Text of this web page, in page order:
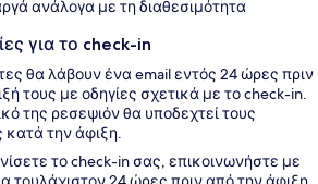
ανάλογα με τη διαθεσιμότητα
για το check-in
θα λάβουν ένα email εντός 24 ώρες πριν
τους με οδηγίες σχετικά με το check-in.
της ρεσεψιόν θα υποδεχτεί τους
κατά την άφιξη.
το check-in σας, επικοινωνήστε με